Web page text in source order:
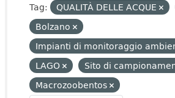
Tag: QUALITÀ DELLE ACQUE
Bolzano
Impianti di monitoraggio
LAGO
Sito di
Macrozoobentos